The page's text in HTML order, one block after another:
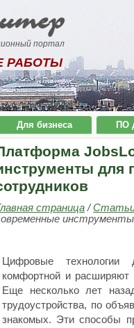
портал
РАБОТЫ
Для бизнеса ПО
для
страница/
Цифровые
комфортной и расширяют
Еще несколько лет
трудоустройства, по
знакомых. Эти способы